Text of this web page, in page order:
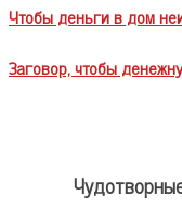
Чтобы деньги в дом
Заговор, чтобы